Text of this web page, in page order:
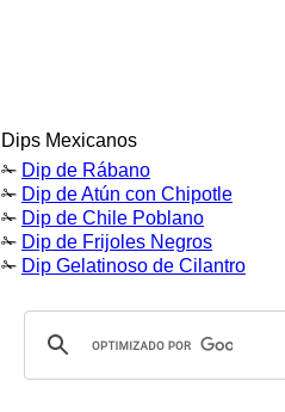
Dips Mexicanos
✁ Dip de Rábano
✁ Dip de Atún con Chipotle
✁ Dip de Chile Poblano
✁ Dip de Frijoles Negros
✁ Dip Gelatinoso de Cilantro